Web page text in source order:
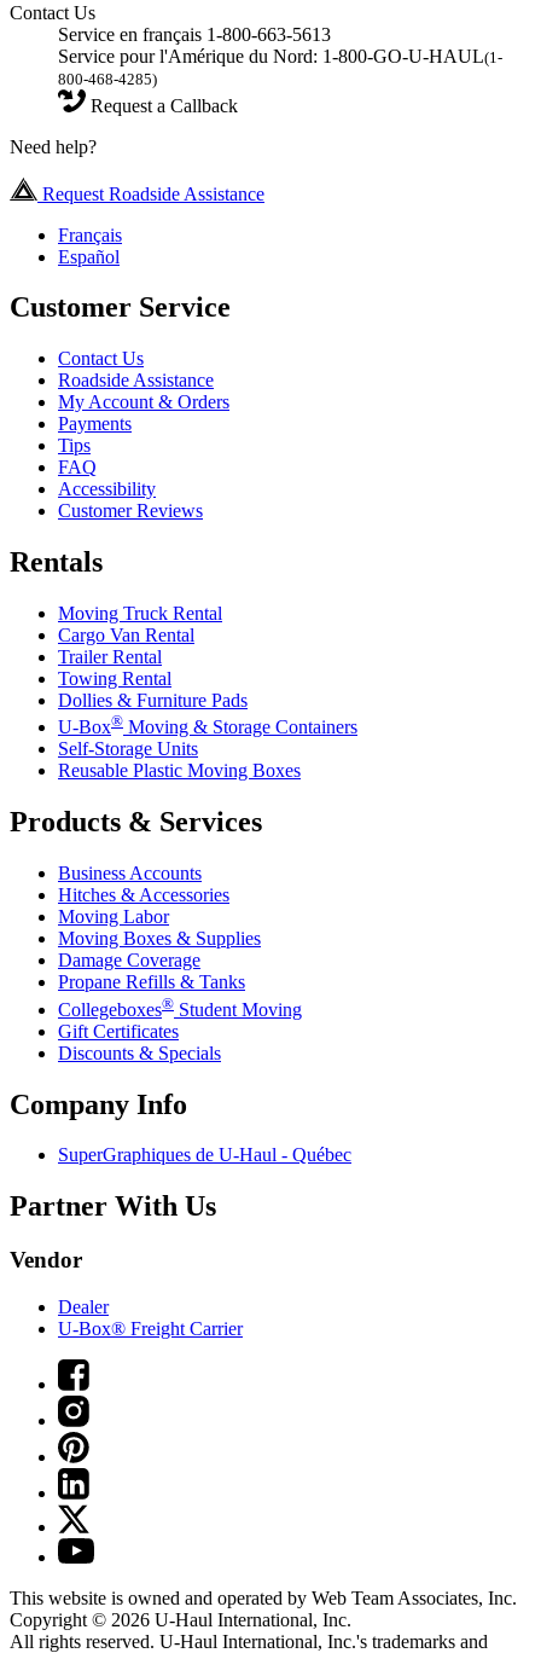
Contact Us
Service en français 1-800-663-5613
Service pour l'Amérique du Nord: 1-800-GO-U-HAUL(1-
800-468-4285)
Request a Callback
Need help?
Request Roadside Assistance
Français
Español
Customer Service
Contact Us
Roadside Assistance
My Account & Orders
Payments
Tips
FAQ
Accessibility
Customer Reviews
Rentals
Moving Truck Rental
Cargo Van Rental
Trailer Rental
Towing Rental
Dollies & Furniture Pads
U-Box® Moving & Storage Containers
Self-Storage Units
Reusable Plastic Moving Boxes
Products & Services
Business Accounts
Hitches & Accessories
Moving Labor
Moving Boxes & Supplies
Damage Coverage
Propane Refills & Tanks
Collegeboxes® Student Moving
Gift Certificates
Discounts & Specials
Company Info
SuperGraphiques de U-Haul - Québec
Partner With Us
Vendor
Dealer
U-Box® Freight Carrier
This website is owned and operated by Web Team Associates, Inc.
Copyright © 2026 U-Haul International, Inc.
All rights reserved. U-Haul International, Inc.'s trademarks and